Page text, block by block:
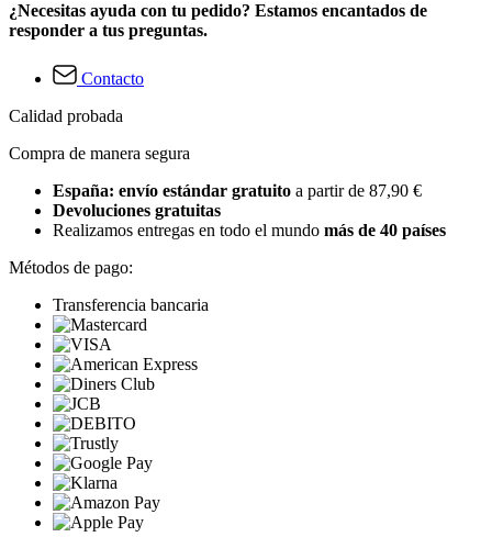
¿Necesitas ayuda con tu pedido? Estamos encantados de
responder a tus preguntas.
Contacto
Calidad probada
Compra de manera segura
España: envío estándar gratuito a partir de 87,90 €
Devoluciones gratuitas
Realizamos entregas en todo el mundo más de 40 países
Métodos de pago:
Transferencia bancaria